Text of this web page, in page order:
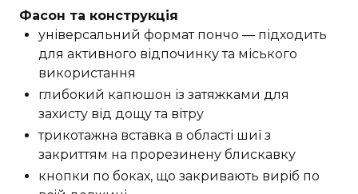
Фасон та конструкція
універсальний формат пончо — підходить
для активного відпочинку та міського
використання
глибокий капюшон із затяжками для
захисту від дощу та вітру
трикотажна вставка в області шиї з
закриттям на прорезинену блискавку
кнопки по боках, що закривають виріб по